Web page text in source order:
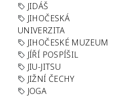
JIDÁŠ
JIHOČESKÁ
UNIVERZITA
JIHOČESKÉ MUZEUM
JÍŘÍ POSPÍŠIL
JIU-JITSU
JIŽNÍ ČECHY
JOGA